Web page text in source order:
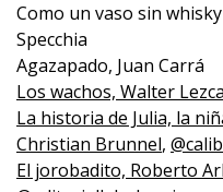
Como un vaso sin
Specchia
Agazapado, Juan Carrá
Los wachos, Walter
La historia de Julia, la
Christian Brunnel,
El jorobadito, Roberto